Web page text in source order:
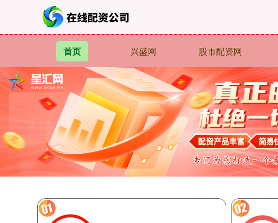
首页 兴盛网 股市配资网